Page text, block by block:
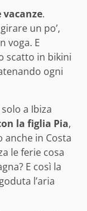
.
un po’,
voga. E
scatto in bikini
ogni
a Ibiza
la figlia Pia,
in Costa
le ferie cosa
E così la
l’aria